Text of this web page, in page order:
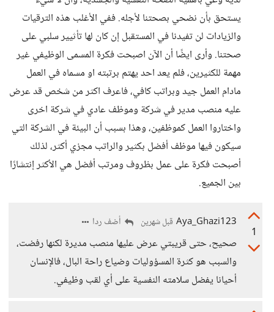
يستحق بأن نضحي بصحتنا لأجله. ففي الأغلب هذه الترقيات
والزيادات لن تفيدنا في المستقبل إن كان لها تأثيير سلبي على
صحتنا. وأرى ايضًا أن الآن اصبحت فكرة المسمى الوظيفي غير
مهمة للكثيرين، فلم يعد احد يهتم برتبته او مسماه في العمل
مادام العمل جيد وبراتب كافي، فاعرف اكثر من شخص قد عرض
عليه منصب مدير في شركة وموظف عادي في شركة اخرى
واختاروا العمل كموظفين، وهذا بسبب أن البيئة في الشركة التي
سيكون فيها موظف أفضل بكثير والراتب مجزي أكثر، لذلك
أصبحت فكرة على عمل بظروف ومرتب أفضل هي الأكثر إنتشارًا
بين الجميع.
1
Aya_Ghazi123 قبل شهرين أضف ردا
صحيح، حتى قريبتي عرض عليها منصب مديرة لكنها رفضت،
والسبب هو كثرة المسؤوليات وضياع راحة البال، فالإنسان
أحيانا يفضل سلامته النفسية على أي لقب وظيفي.